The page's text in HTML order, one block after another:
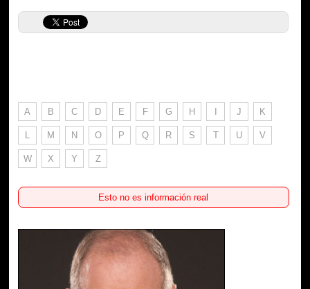
A B C D E F G H I J K
L M N O P Q R S T U V
W X Y Z
Esto no es información real